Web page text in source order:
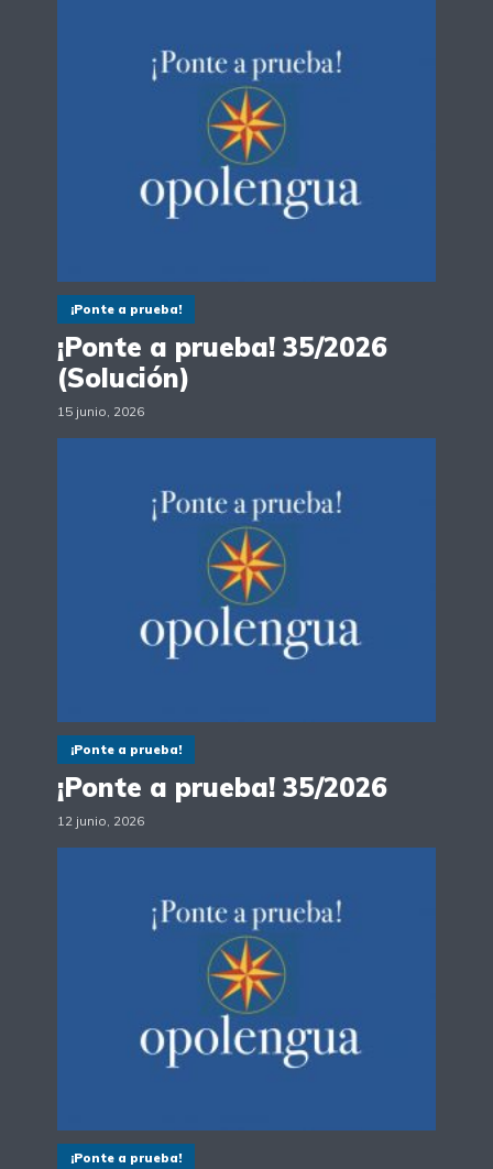
¡Ponte a prueba!
¡Ponte a prueba! 35/2026
(Solución)
15 junio, 2026
¡Ponte a prueba!
¡Ponte a prueba! 35/2026
12 junio, 2026
¡Ponte a prueba!